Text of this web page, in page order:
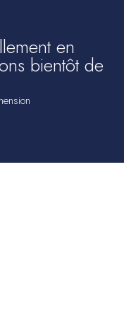
en
bientôt de